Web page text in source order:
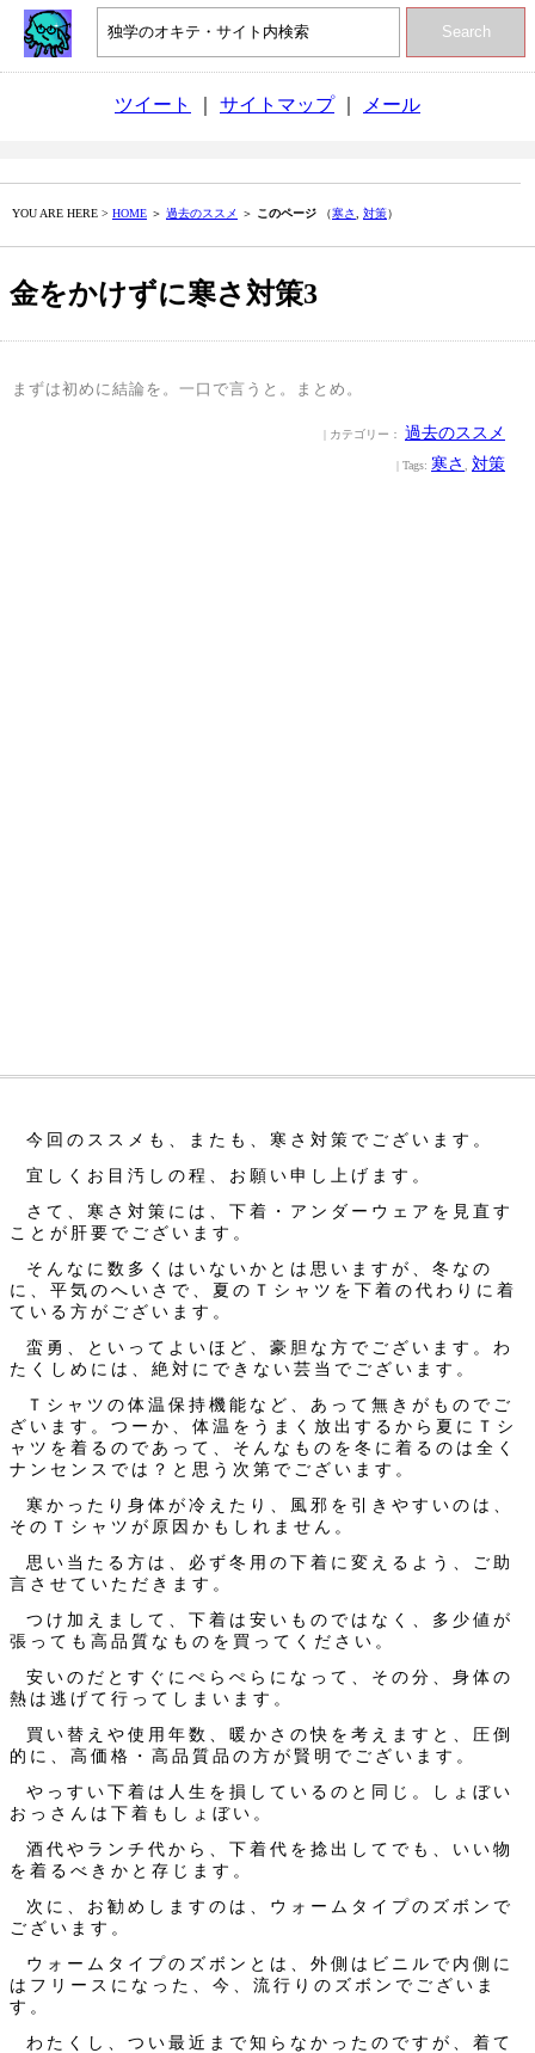
Search
ツイート サイトマップ｜ メール
YOU ARE HERE > HOME ＞ 過去のススメ ＞ このページ （寒さ 対策）
金をかけずに寒さ対策3
まずは初めに結論を。一口で言うと。まとめ。
| カテゴリー： 過去のススメ
| Tags: 寒さ 対策
今回のススメも、またも、寒さ対策でございます。
宜しくお目汚しの程、お願い申し上げます。
さて、寒さ対策には、下着・アンダーウェアを見直す
ことが肝要でございます。
そんなに数多くはいないかとは思いますが、冬なの
に、平気のへいさで、夏のＴシャツを下着の代わりに着
ている方がございます。
蛮勇、といってよいほど、豪胆な方でございます。わ
たくしめには、絶対にできない芸当でございます。
Ｔシャツの体温保持機能など、あって無きがものでご
ざいます。つーか、体温をうまく放出するから夏にＴシ
ャツを着るのであって、そんなものを冬に着るのは全く
ナンセンスでは？と思う次第でございます。
寒かったり身体が冷えたり、風邪を引きやすいのは、
そのＴシャツが原因かもしれません。
思い当たる方は、必ず冬用の下着に変えるよう、ご助
言させていただきます。
つけ加えまして、下着は安いものではなく、多少値が
張っても高品質なものを買ってください。
安いのだとすぐにぺらぺらになって、その分、身体の
熱は逃げて行ってしまいます。
買い替えや使用年数、暖かさの快を考えますと、圧倒
的に、高価格・高品質品の方が賢明でございます。
やっすい下着は人生を損しているのと同じ。しょぼい
おっさんは下着もしょぼい。
酒代やランチ代から、下着代を捻出してでも、いい物
を着るべきかと存じます。
次に、お勧めしますのは、ウォームタイプのズボンで
ございます。
ウォームタイプのズボンとは、外側はビニルで内側に
はフリースになった、今、流行りのズボンでございま
す。
わたくし、つい最近まで知らなかったのですが、着て